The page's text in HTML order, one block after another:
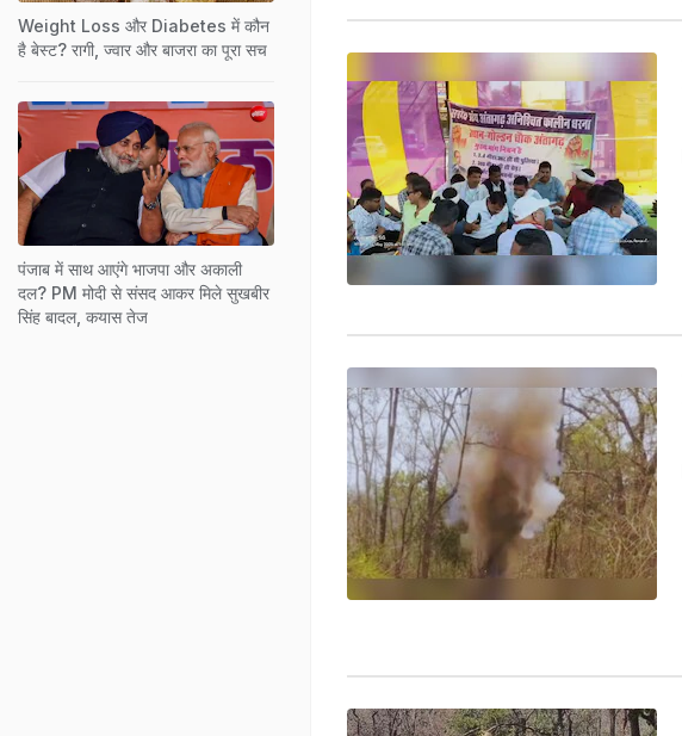
Weight Loss और Diabetes में कौन
है बेस्ट? रागी, ज्वार और बाजरा का पूरा सच
पंजाब में साथ आएंगे भाजपा और अकाली
दल? PM मोदी से संसद आकर मिले सुखबीर
सिंह बादल, कयास तेज